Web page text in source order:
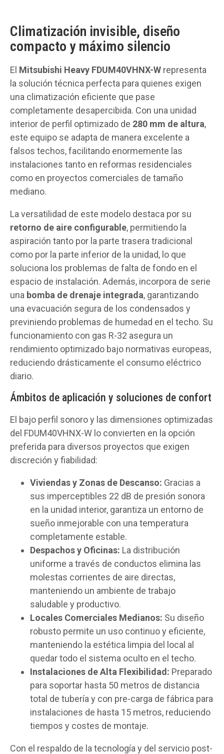
Climatización invisible, diseño
compacto y máximo silencio
El Mitsubishi Heavy FDUM40VHNX-W representa
la solución técnica perfecta para quienes exigen
una climatización eficiente que pase
completamente desapercibida. Con una unidad
interior de perfil optimizado de 280 mm de altura,
este equipo se adapta de manera excelente a
falsos techos, facilitando enormemente las
instalaciones tanto en reformas residenciales
como en proyectos comerciales de tamaño
mediano.
La versatilidad de este modelo destaca por su
retorno de aire configurable, permitiendo la
aspiración tanto por la parte trasera tradicional
como por la parte inferior de la unidad, lo que
soluciona los problemas de falta de fondo en el
espacio de instalación. Además, incorpora de serie
una bomba de drenaje integrada, garantizando
una evacuación segura de los condensados y
previniendo problemas de humedad en el techo. Su
funcionamiento con gas R-32 asegura un
rendimiento optimizado bajo normativas europeas,
reduciendo drásticamente el consumo eléctrico
diario.
Ámbitos de aplicación y soluciones de confort
El bajo perfil sonoro y las dimensiones optimizadas
del FDUM40VHNX-W lo convierten en la opción
preferida para diversos proyectos que exigen
discreción y fiabilidad:
Viviendas y Zonas de Descanso: Gracias a
sus imperceptibles 22 dB de presión sonora
en la unidad interior, garantiza un entorno de
sueño inmejorable con una temperatura
completamente estable.
Despachos y Oficinas: La distribución
uniforme a través de conductos elimina las
molestas corrientes de aire directas,
manteniendo un ambiente de trabajo
saludable y productivo.
Locales Comerciales Medianos: Su diseño
robusto permite un uso continuo y eficiente,
manteniendo la estética limpia del local al
quedar todo el sistema oculto en el techo.
Instalaciones de Alta Flexibilidad: Preparado
para soportar hasta 50 metros de distancia
total de tubería y con pre-carga de fábrica para
instalaciones de hasta 15 metros, reduciendo
tiempos y costes de montaje.
Con el respaldo de la tecnología y del servicio post-